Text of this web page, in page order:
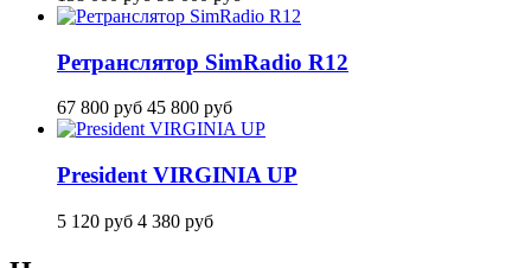
Ретранслятор SimRadio R12
67 800 руб 45 800 руб
President VIRGINIA UP
5 120 руб 4 380 руб